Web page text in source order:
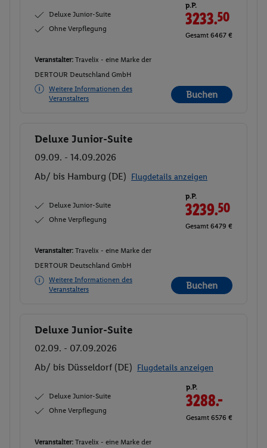
Deluxe Junior-Suite
Ohne Verpflegung
p.P.
3233.50
Gesamt 6467 €
Veranstalter: Travelix - eine Marke der
DERTOUR Deutschland GmbH
Weitere Informationen des
Veranstalters
Buchen
Buchen
Deluxe Junior-Suite
09.09. - 14.09.2026
Ab/ bis Hamburg (DE) Flugdetails anzeigen
Deluxe Junior-Suite
Ohne Verpflegung
p.P.
3239.50
Gesamt 6479 €
Veranstalter: Travelix - eine Marke der
DERTOUR Deutschland GmbH
Weitere Informationen des
Veranstalters
Buchen
Buchen
Deluxe Junior-Suite
02.09. - 07.09.2026
Ab/ bis Düsseldorf (DE) Flugdetails anzeigen
Deluxe Junior-Suite
Ohne Verpflegung
p.P.
3288.-
Gesamt 6576 €
Veranstalter: Travelix - eine Marke der